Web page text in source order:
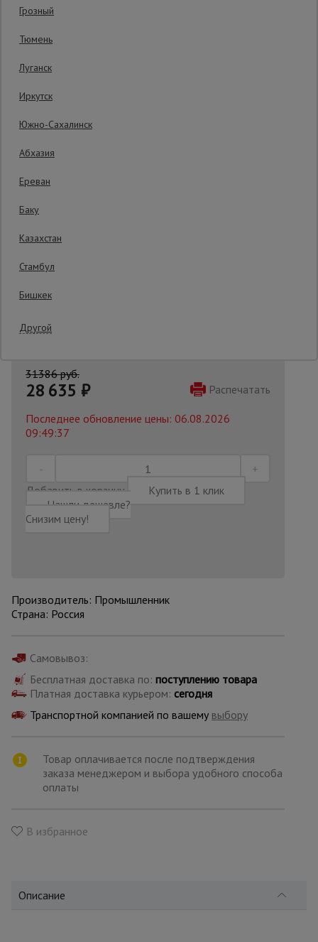
для
для работы с
Тачки
строительные
и садовые
Лестницы
31386 руб.
28 635 ₽ Распечатать
Последнее обновление цены: 06.08.2026
09:49:37
Добавить в корзину
Купить в 1 клик
Нашли дешевле?
Снизим цену!
Производитель: Промышленник
Страна: Россия
Самовывоз:
Бесплатная доставка по: поступлению товара
Платная доставка курьером: сегодня
Транспортной компанией по вашему выбору
Товар оплачивается после подтверждения
заказа менеджером и выбора удобного способа
оплаты
В избранное
Описание
Грозный
Тюмень
Луганск
Иркутск
Южно-Сахалинск
Абхазия
Ереван
Баку
Казахстан
Стамбул
Бишкек
Другой